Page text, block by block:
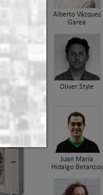
Alberto Vázquez
Garea
Oliver Style
Juan María
Hidalgo Betanzos